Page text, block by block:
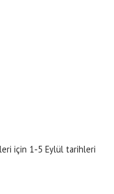
için 1-5 Eylül tarihleri